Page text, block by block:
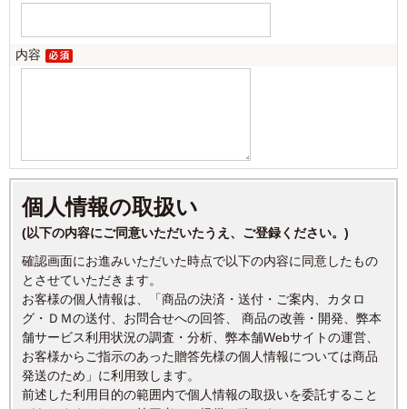
内容
個人情報の取扱い
(以下の内容にご同意いただいたうえ、ご登録ください。)
確認画面にお進みいただいた時点で以下の内容に同意したもの
とさせていただきます。
お客様の個人情報は、「商品の決済・送付・ご案内、カタロ
グ・ＤＭの送付、お問合せへの回答、 商品の改善・開発、弊本
舗サービス利用状況の調査・分析、弊本舗Webサイトの運営、
お客様からご指示のあった贈答先様の個人情報については商品
発送のため」に利用致します。
前述した利用目的の範囲内で個人情報の取扱いを委託すること